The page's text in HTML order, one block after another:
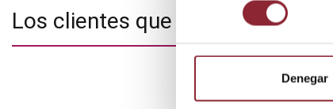
Denegar
Los clientes que adquirieron